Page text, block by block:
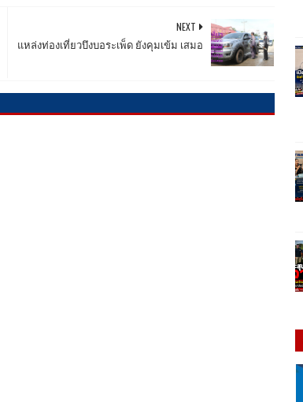
NEXT
แหล่งท่องเที่ยวบึงบอระเพ็ด ยังคุมเข้ม เสมอ